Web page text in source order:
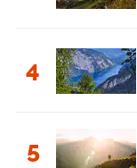
4
5